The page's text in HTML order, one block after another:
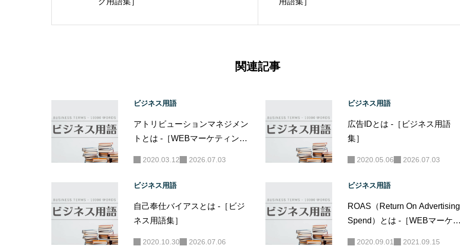
関連記事
ビジネス用語
アトリビューションマネジメン
トとは -［WEBマーケティング
2020.03.12 2026.07.03
ビジネス用語
広告IDとは -［ビジネス用語
集］
2020.05.06 2026.07.03
ビジネス用語
自己奉仕バイアスとは -［ビジ
ネス用語集］
2020.10.30 2026.07.06
ビジネス用語
ROAS（Return On Advertising
Spend）とは -［WEBマーケ
2020.09.01 2021.09.15